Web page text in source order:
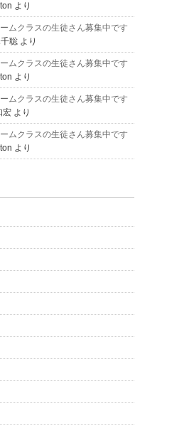
より
ムクラスの生徒さん募集中です
聡 より
ムクラスの生徒さん募集中です
より
ムクラスの生徒さん募集中です
宏 より
ムクラスの生徒さん募集中です
より